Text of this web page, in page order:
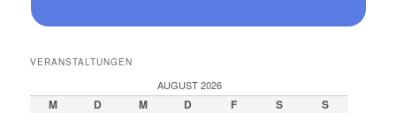
VERANSTALTUNGEN
AUGUST 2026
M D M D F S S